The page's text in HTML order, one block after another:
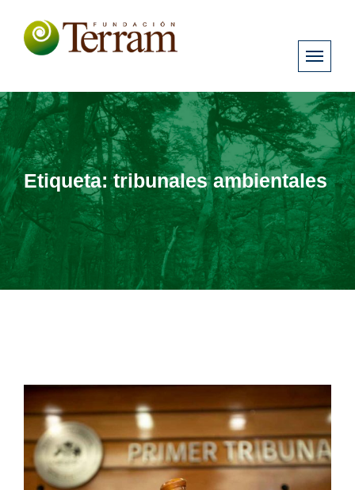
Etiqueta:tribunales ambientales